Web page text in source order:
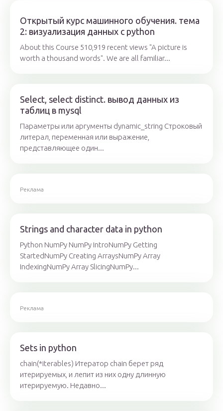
Открытый курс машинного обучения. тема
2: визуализация данных c python
About this Course 510,919 recent views "A picture is
worth a thousand words". We are all familiar...
Select, select distinct. вывод данных из
таблиц в mysql
Параметры или аргументы dynamic_string Строковый
литерал, переменная или выражение,
представляющее один...
Реклама
Strings and character data in python
Python NumPy NumPy IntroNumPy Getting
StartedNumPy Creating ArraysNumPy Array
IndexingNumPy Array SlicingNumPy...
Реклама
Sets in python
chain(*iterables) Итератор chain берет ряд
итерируемых, и лепит из них одну длинную
итерируемую. Недавно...